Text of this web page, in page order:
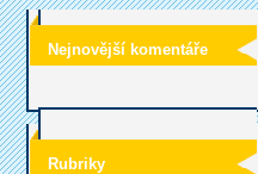
Nejnovější komentáře
Rubriky